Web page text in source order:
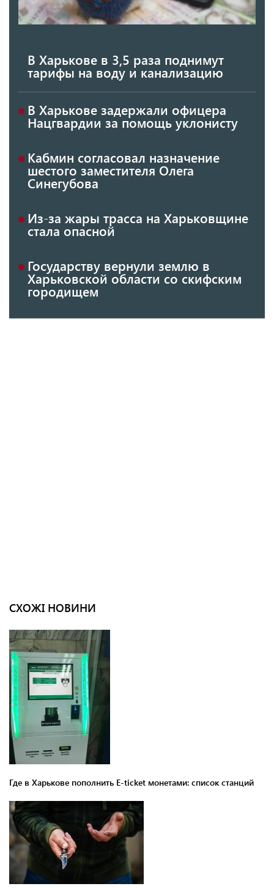
В Харькове в 3,5 раза поднимут
тарифы на воду и канализацию
В Харькове задержали офицера
Нацгвардии за помощь уклонисту
Кабмин согласовал назначение
шестого заместителя Олега
Синегубова
Из-за жары трасса на Харьковщине
стала опасной
Государству вернули землю в
Харьковской области со скифским
городищем
СХОЖІ НОВИНИ
Где в Харькове пополнить E-ticket монетами: список станций